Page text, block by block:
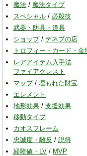
魔法 / 魔法タイプ
スペシャル / 必殺技
武器・防具・道具
ショップ/ デネブの店
トロフィー・カード・金
レアアイテム入手法
ファイアクレスト
マップ/ 埋もれた財宝
エレメント
地形効果 / 支援効果
移動タイプ
カオスフレーム
忠誠度・離反 / 説得
経験値・LV / MVP